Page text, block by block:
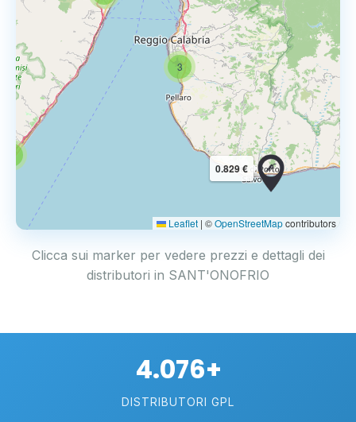
3
0.829 €
Leaflet | ©OpenStreetMapcontributors
Clicca sui marker per vedere prezzi e dettagli dei
distributori in SANT'ONOFRIO
4.076+
DISTRIBUTORI GPL